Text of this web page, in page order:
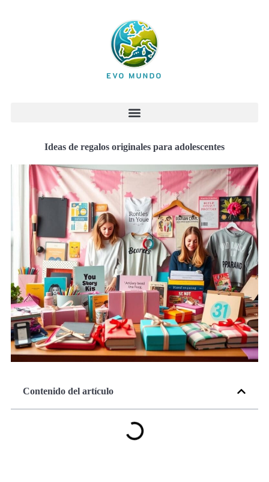
Ideas de regalos originales para adolescentes
Contenido del artículo